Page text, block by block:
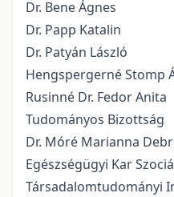
Dr. Bene Ágnes
Dr. Papp Katalin
Dr. Patyán László
Hengspergerné Stomp
Rusinné Dr. Fedor Anita
Tudományos Bizottság
Dr. Móré Marianna
Egészségügyi Kar
Társadalomtudományi